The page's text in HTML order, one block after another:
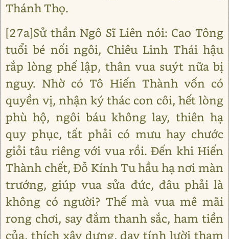
Thánh Thọ.
[27a]Sử thần Ngô Sĩ Liên nói: Cao Tông
tuổi bé nối ngôi, Chiêu Linh Thái hậu
rắp lòng phế lập, thân vua suýt nữa bị
nguy. Nhờ có Tô Hiến Thành vốn có
quyền vị, nhận ký thác con côi, hết lòng
phù hộ, ngôi báu không lay, thiên hạ
quy phục, tất phải có mưu hay chước
giỏi tâu riêng với vua rồi. Đến khi Hiến
Thành chết, Đỗ Kính Tu hầu hạ nơi màn
trướng, giúp vua sửa đức, đâu phải là
không có người? Thế mà vua mê mãi
rong chơi, say đắm thanh sắc, ham tiền
của, thích xây dựng, dạy tính lười tham